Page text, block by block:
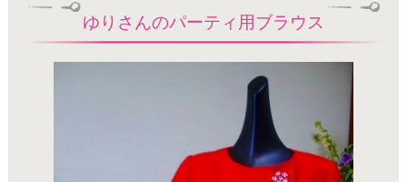
ゆりさんのパーティ用ブラウス